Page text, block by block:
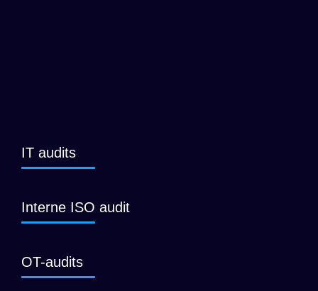
IT audits
Interne ISO audit
OT-audits